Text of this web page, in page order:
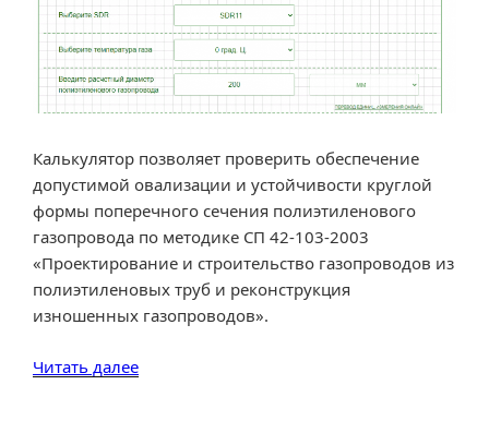
Калькулятор позволяет проверить обеспечение
допустимой овализации и устойчивости круглой
формы поперечного сечения полиэтиленового
газопровода по методике СП 42-103-2003
«Проектирование и строительство газопроводов из
полиэтиленовых труб и реконструкция
изношенных газопроводов».
Читать далее«Расчет